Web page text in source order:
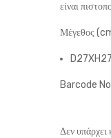
είναι
Μέγεθος
D27XH27
Barcode
Δεν υπάρχει